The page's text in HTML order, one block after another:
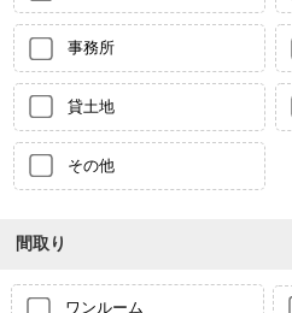
事務所
貸土地
その他
間取り
ワンルーム